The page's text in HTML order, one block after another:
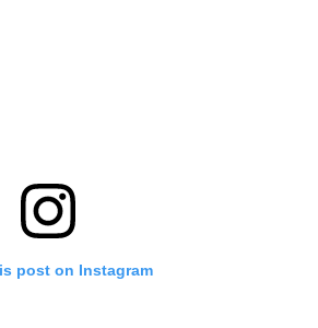
post on Instagram